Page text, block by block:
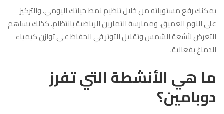
يمكنك رفع مستوياته من خلال تنظيم نمط حياتك اليومي، والتركيز
على النوم العميق، وممارسة التمارين الرياضية بانتظام. كذلك يساهم
التعرض لأشعة الشمس وتقليل التوتر في الحفاظ على توازن كيمياء
الدماغ بفعالية.
ما هي الأنشطة التي تفرز
دوبامين؟